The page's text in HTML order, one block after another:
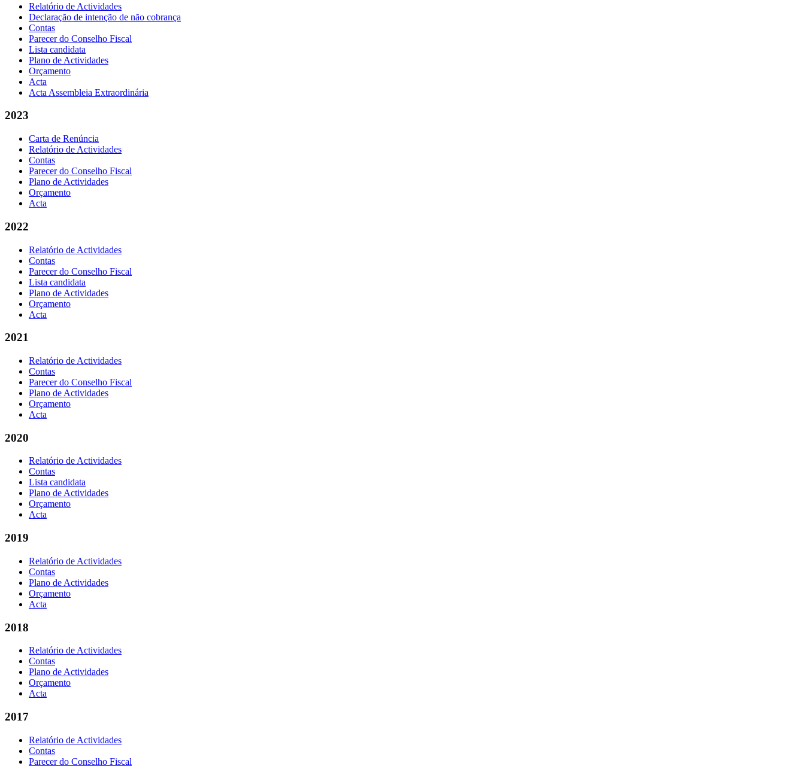
Relatório de Actividades
Declaração de intenção de não cobrança
Contas
Parecer do Conselho Fiscal
Lista candidata
Plano de Actividades
Orçamento
Acta
Acta Assembleia Extraordinária
2023
Carta de Renúncia
Relatório de Actividades
Contas
Parecer do Conselho Fiscal
Plano de Actividades
Orçamento
Acta
2022
Relatório de Actividades
Contas
Parecer do Conselho Fiscal
Lista candidata
Plano de Actividades
Orçamento
Acta
2021
Relatório de Actividades
Contas
Parecer do Conselho Fiscal
Plano de Actividades
Orçamento
Acta
2020
Relatório de Actividades
Contas
Lista candidata
Plano de Actividades
Orçamento
Acta
2019
Relatório de Actividades
Contas
Plano de Actividades
Orçamento
Acta
2018
Relatório de Actividades
Contas
Plano de Actividades
Orçamento
Acta
2017
Relatório de Actividades
Contas
Parecer do Conselho Fiscal